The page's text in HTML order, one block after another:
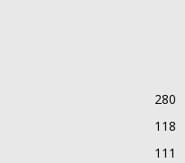
280
118
111